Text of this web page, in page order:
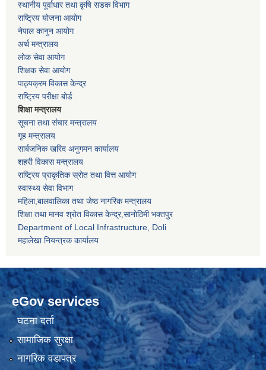
स्थानीय पूर्वाधार तथा कृषि सडक विभाग
राष्ट्रिय योजना आयोग
नेपाल कानुन आयोग
अर्थ मन्त्रालय
लोक सेवा आयोग
शिक्षक सेवा आयोग
पाठ्यक्रम विकास केन्द्र
राष्ट्रिय परीक्षा बोर्ड
शिक्षा मन्त्रालय
सूचना तथा संचार मन्त्रालय
गृह मन्त्रालय
सार्बजनिक खरिद अनुगमन कार्यालय
शहरी विकास मन्त्रालय
राष्ट्रिय प्राकृतिक स्रोत तथा वित्त आयोग
स्वास्थ्य सेवा विभाग
महिला,बालवालिका तथा जेष्ठ नागरिक मन्त्रालय
शिक्षा तथा मानव श्राेत विकास केन्द्र,सानाेठिमी भक्तपुर
Department of Local Infrastructure, Doli
महालेखा नियन्त्रक कार्यालय
eGov services
घटना दर्ता
सामाजिक सुरक्षा
नागरिक वडापत्र